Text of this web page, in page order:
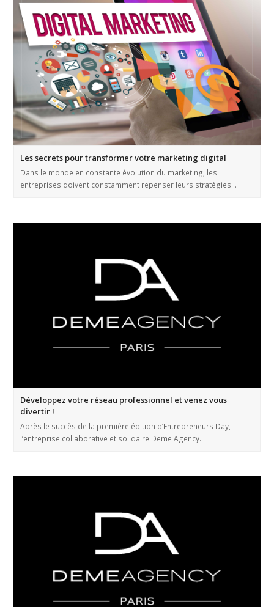
Les secrets pour transformer votre marketing digital
Dans le monde en constante évolution du marketing, les
entreprises doivent constamment repenser leurs stratégies…
Développez votre réseau professionnel et venez vous
divertir !
Après le succès de la première édition d’Entrepreneurs Day,
l’entreprise collaborative et solidaire Deme Agency…